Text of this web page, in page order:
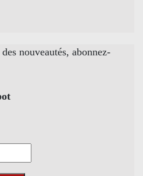
nouveautés, abonnez-